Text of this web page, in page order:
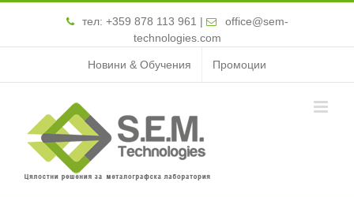
тел: +359 878 113 961 |
office@sem-
technologies.com
Новини & Обучения Промоции